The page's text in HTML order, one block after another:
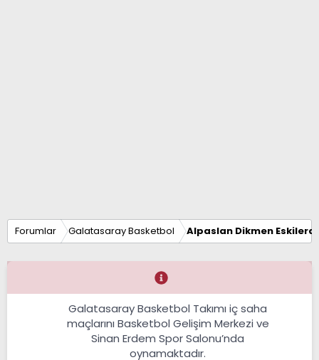
Forumlar Galatasaray Basketbol Alpaslan Dikmen
Galatasaray Basketbol Takımı iç saha
maçlarını Basketbol Gelişim Merkezi ve
Sinan Erdem Spor Salonu’nda
oynamaktadır.